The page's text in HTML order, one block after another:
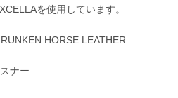
を使用しています。
HORSE LEATHER
ナー